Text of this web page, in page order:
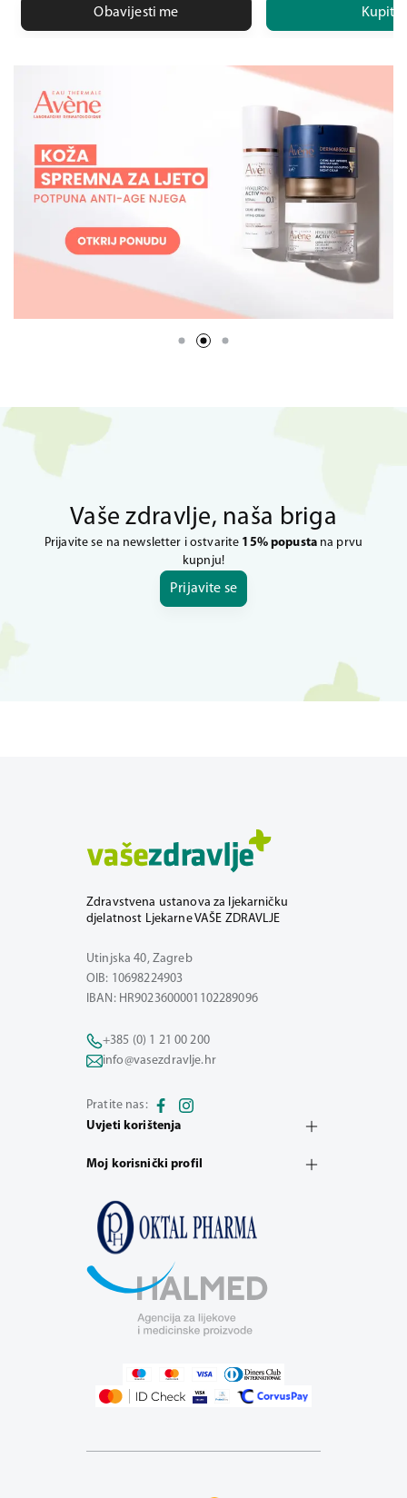
Obavijesti me
Kupite
Vaše zdravlje, naša briga
Prijavite se na newsletter i ostvarite 15% popustana prvu
kupnju!
Prijavite se
Zdravstvena ustanova za ljekarničku
djelatnost Ljekarne VAŠE ZDRAVLJE
Utinjska 40, Zagreb
OIB: 10698224903
IBAN: HR9023600001102289096
+385 (0) 1 21 00 200
info@vasezdravlje.hr
Pratite nas:
Uvjeti korištenja
Moj korisnički profil